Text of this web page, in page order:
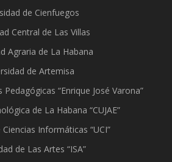
de Cienfuegos
Central de Las Villas
Agraria de La Habana
de Artemisa
“Enrique José Varona”
de La Habana “CUJAE”
Informáticas “UCI”
de Las Artes “ISA”